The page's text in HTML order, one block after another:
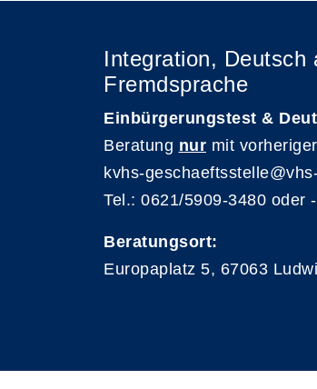
Integration, Deutsch
Fremdsprache
Einbürgerungstest &
Beratung nur mit
kvhs-
Tel.: 0621/5909-3480 oder
Beratungsort:
Europaplatz 5, 67063